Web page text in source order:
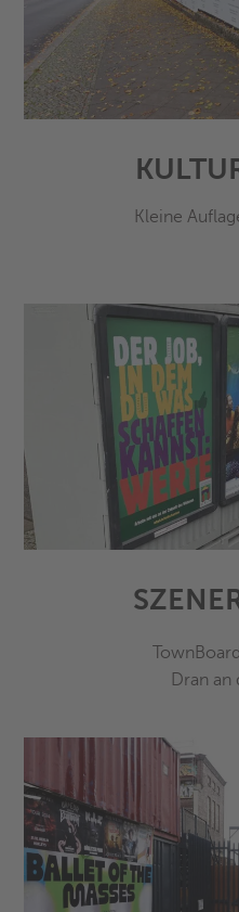
Kleine
TownBoard
Dran an